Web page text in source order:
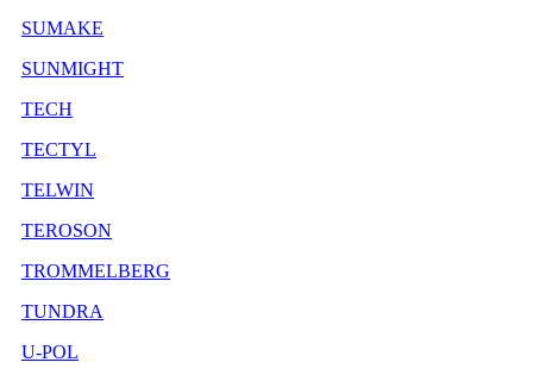
SUMAKE
SUNMIGHT
TECH
TECTYL
TELWIN
TEROSON
TROMMELBERG
TUNDRA
U-POL